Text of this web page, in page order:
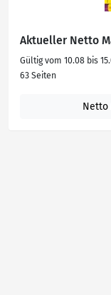
Aktueller Netto
Gültig vom 10.08 bis
63 Seiten
Netto